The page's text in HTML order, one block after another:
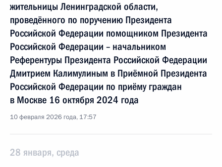
жительницы Ленинградской области,
проведённого по поручению Президента
Российской Федерации помощником Президента
Российской Федерации – начальником
Референтуры Президента Российской Федерации
Дмитрием Калимулиным в Приёмной Президента
Российской Федерации по приёму граждан
в Москве 16 октября 2024 года
10 февраля 2026 года, 17:57
28 января, среда